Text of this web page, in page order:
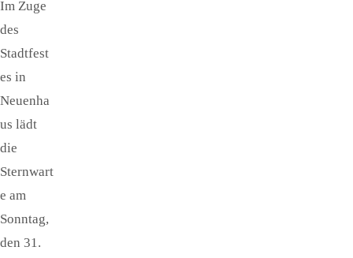
Im Zuge
des
Stadtfest
es in
Neuenha
us lädt
die
Sternwart
e am
Sonntag,
den 31.